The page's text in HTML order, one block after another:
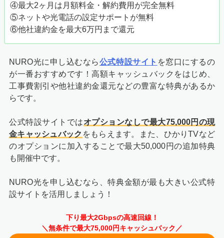
④最大2ヶ月は月額料金・解約費用が完全無料
⑤ネットや光電話の設定サポートが無料
⑥他社違約金を最大6万円まで還元
NURO光に申し込むなら公式特設サイト を窓口にするの
が一番おすすめです！高額キャッシュバックをはじめ、
工事費割引や他社違約金還元などの豊富な特典があるか
らです。
公式特設サイトではオプションなしで最大75,000円の現
金キャッシュバック をもらえます。また、ひかりTVなど
のオプションに加入することで最大50,000円の追加特典
も開催中です。
NURO光を申し込むなら、特典金額が最も大きい公式特
設サイトを活用しましょう！
下り最大2Gbpsの高速回線！
＼無条件で最大75,000円キャッシュバック／